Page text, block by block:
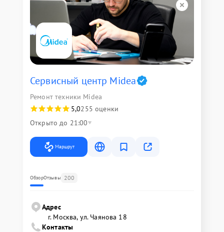
Сервисный центр Midea
Ремонт техники Midea
5,0255 оценки
Открыто до 21:00
Маршрут
ОбзорОтзывы 200
Адрес
г. Москва, ул. Чаянова 18
Контакты